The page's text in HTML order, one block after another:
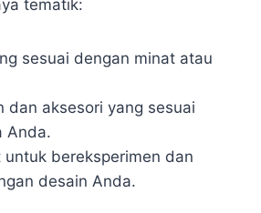
tematik:
sesuai dengan minat atau
dan aksesori yang sesuai
Anda.
bereksperimen dan
desain Anda.